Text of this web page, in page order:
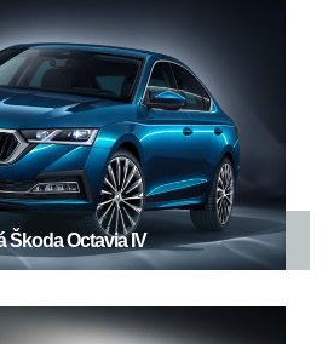
Škoda Octavia IV